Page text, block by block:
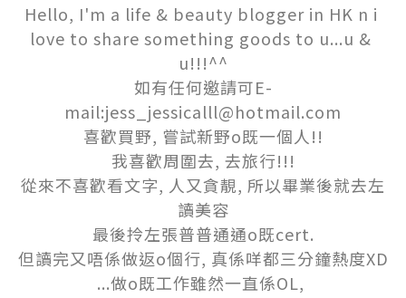
Hello, I'm a life & beauty blogger in HK n i
love to share something goods to u...u &
u!!!^^
如有任何邀請可E-
mail:jess_jessicalll@hotmail.com
喜歡買野, 嘗試新野o既一個人!!
我喜歡周圍去, 去旅行!!!
從來不喜歡看文字, 人又貪靚, 所以畢業後就去左
讀美容
最後拎左張普普通通o既cert.
但讀完又唔係做返o個行, 真係咩都三分鐘熱度XD
...做o既工作雖然一直係OL,